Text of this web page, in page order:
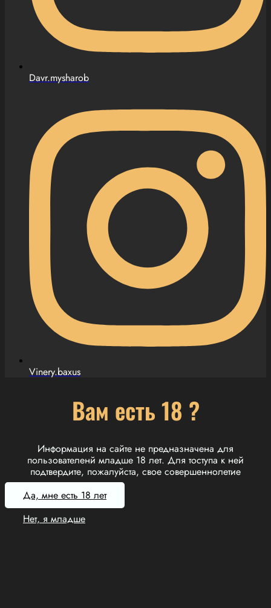
Davr.mysharob
Vinery.baxus
Вам есть 18 ?
Информация на сайте не предназначена для
пользователенй младше 18 лет. Для тоступа к ней
подтвердите, пожалуйста, свое совершеннолетие
Да, мне есть 18 лет
Нет, я младше